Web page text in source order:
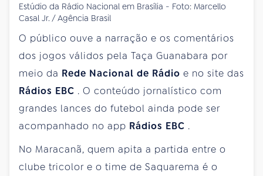
Estúdio da Rádio Nacional em Brasília - Foto: Marcello
Casal Jr. / Agência Brasil
O público ouve a narração e os comentários
dos jogos válidos pela Taça Guanabara por
meio da Rede Nacional de Rádio e no site das
Rádios EBC . O conteúdo jornalístico com
grandes lances do futebol ainda pode ser
acompanhado no app Rádios EBC .
No Maracanã, quem apita a partida entre o
clube tricolor e o time de Saquarema é o